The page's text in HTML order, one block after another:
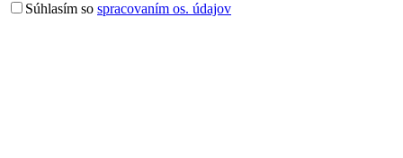
Súhlasím so spracovaním os. údajov